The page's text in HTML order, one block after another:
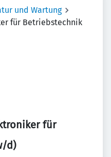
und Wartung
für Betriebstechnik
für
d)